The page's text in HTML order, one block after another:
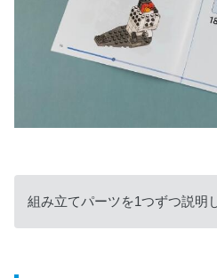
組み立てパーツを1つずつ説明